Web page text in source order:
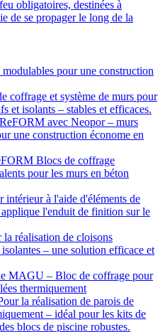
coffrage et système de murs pour
et isolants – stables et efficaces.
Blocs de coffrage
pour les murs en béton
la réalisation de cloisons
– une solution efficace et
la réalisation de parois de
– idéal pour les kits de
blocs de piscine robustes.